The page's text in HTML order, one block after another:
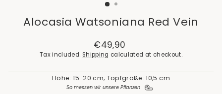
Alocasia Watsoniana Red Vein
Regular
price
€49,90
Tax included. Shipping calculated at checkout.
Höhe: 15-20 cm; Topfgröße: 10,5 cm
So messen wir unsere Pflanzen